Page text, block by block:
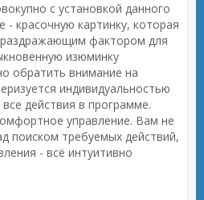
с установкой данного
- красочную картинку, которая
раздражающим фактором для
изюминку
обратить внимание на
индивидуальностью
действия в программе.
управление. Вам не
поиском требуемых действий,
- всё интуитивно